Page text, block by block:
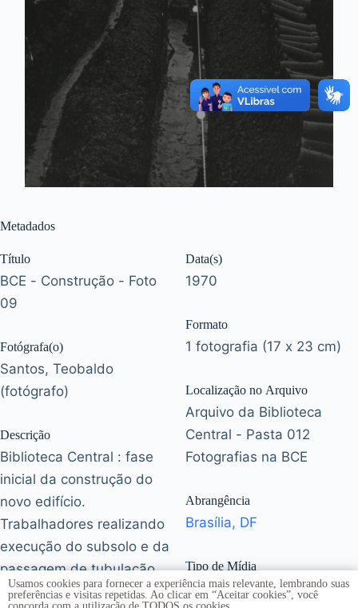
Metadados
Título
BCE - Construção - Foto
09
Fotógrafa(o)
Santos, Teobaldo
(fotógrafo)
Descrição
Biblioteca Central : fase
inicial da construção do
novo edifício.
Trabalhadores realizando
execução do subsolo e da
passagem de tubulação.
30 de Setembro de 1970.
Data(s)
1970
Formato
1 fotografia (17 x 23 cm)
Localização no Arquivo
Arquivo da Biblioteca
Central - Pasta 012
Fotografias na BCE
Abrangência
Brasília, DF
Tipo de Mídia
JPG
Usamos cookies para fornecer a experiência mais relevante, lembrando suas
preferências e visitas repetidas. Ao clicar em “Aceitar cookies”, você